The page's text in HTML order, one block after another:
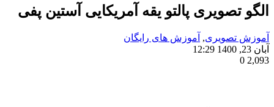
الگو تصویری پالتو یقه آمریکایی آستین پفی
آموزش تصویری, آموزش های رایگان
آبان 23, 1400 12:29
2,093
0